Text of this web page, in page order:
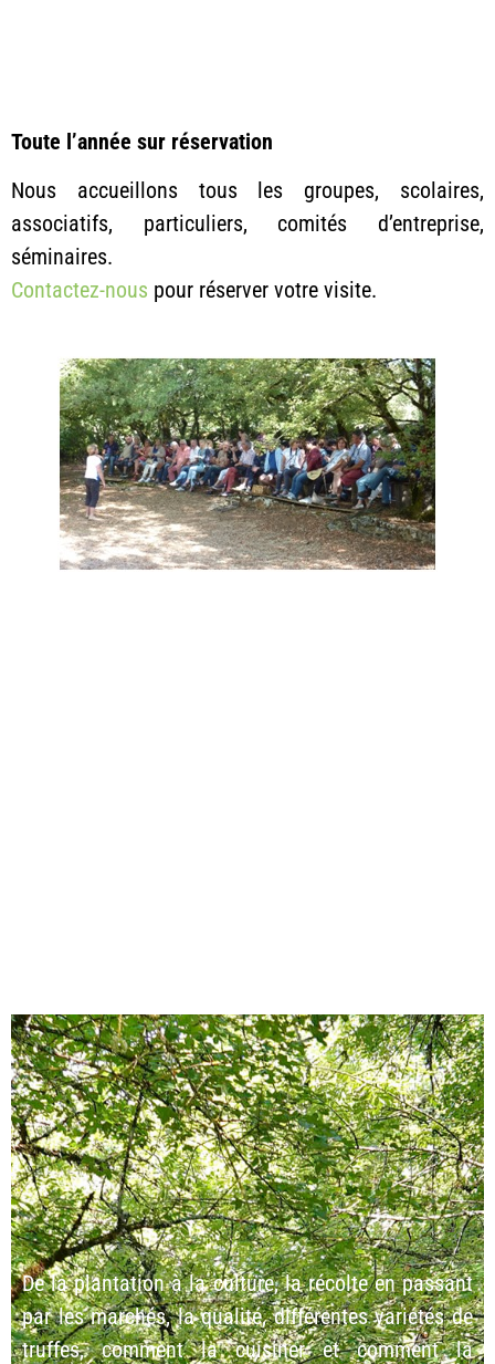
Toute l’année sur réservation
Nous accueillons tous les groupes, scolaires,
associatifs, particuliers, comités d’entreprise,
séminaires.
Contactez-nous pour réserver votre visite.
De la plantation à la culture, la récolte en passant
par les marchés, la qualité, différentes variétés de
truffes, comment la cuisiner et comment la